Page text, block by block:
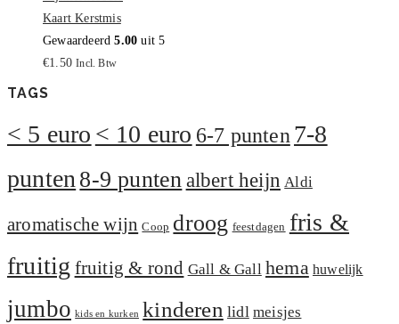
Kaart Kerstmis
Gewaardeerd5.00 uit 5
€1.50 Incl. Btw
TAGS
< 5 euro < 10 euro 6-7 punten7-8
punten8-9 puntenalbert heijn Aldi
aromatische wijn Coop droog feestdagen fris &
fruitig fruitig & rond Gall & Gall hema huwelijk
jumbo kids en kurken kinderen lidl meisjes